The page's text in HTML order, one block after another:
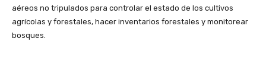
aéreos no tripulados para controlar el estado de los cultivos
agrícolas y forestales, hacer inventarios forestales y monitorear
bosques.